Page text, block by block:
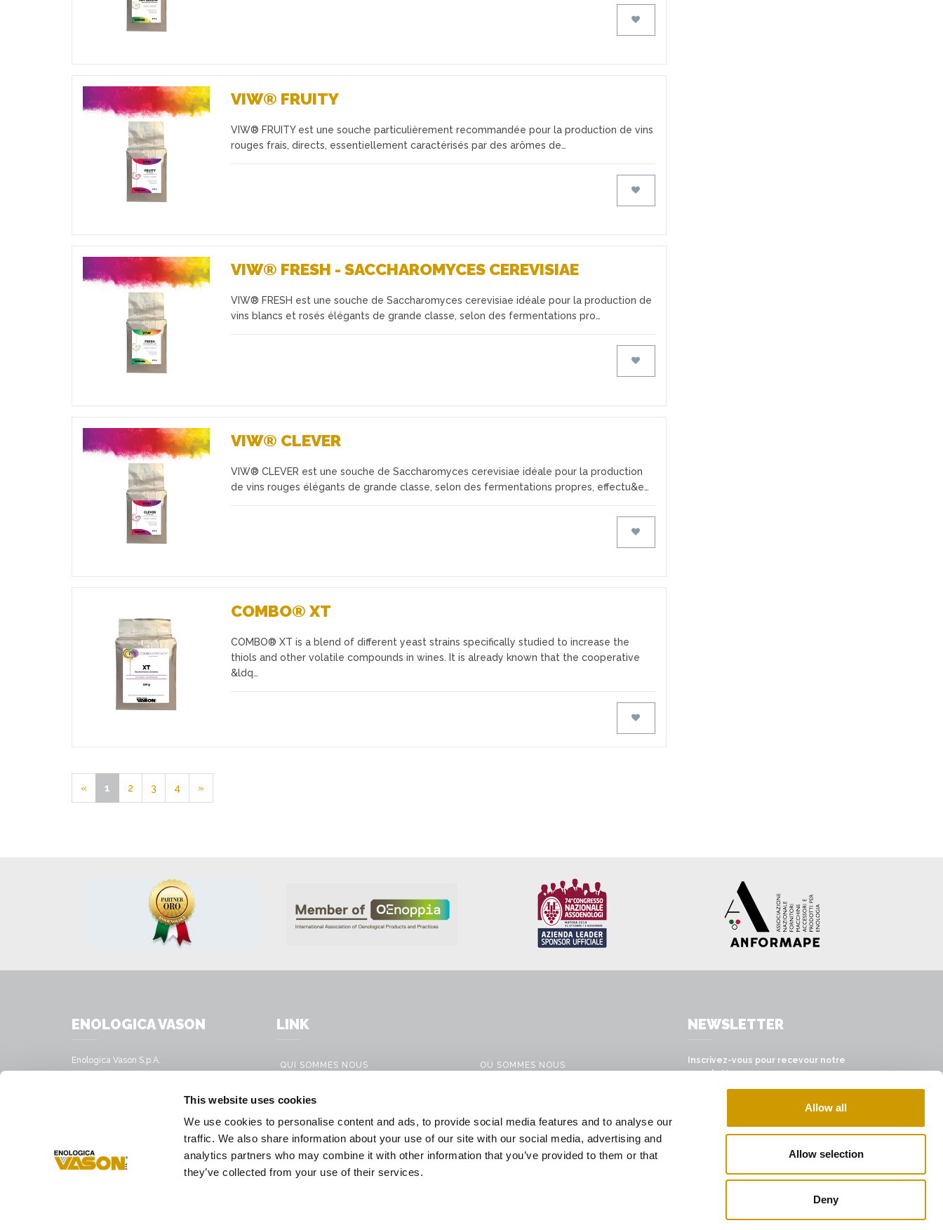
This website uses cookies
We use cookies to personalise content and ads, to provide social media features and to analyse our
traffic. We also share information about your use of our site with our social media, advertising and
analytics partners who may combine it with other information that you’ve provided to them or that
they’ve collected from your use of their services.
Allow all
Allow selection
Deny
FAVORIS
VIW® FRUITY
VIW® FRUITY est une souche particulièrement recommandée pour la production de vins
rouges frais, directs, essentiellement caractérisés par des arômes de…
FAVORIS
VIW® FRESH - SACCHAROMYCES CEREVISIAE
VIW® FRESH est une souche de Saccharomyces cerevisiae idéale pour la production de
vins blancs et rosés élégants de grande classe, selon des fermentations pro…
FAVORIS
VIW® CLEVER
VIW® CLEVER est une souche de Saccharomyces cerevisiae idéale pour la production
de vins rouges élégants de grande classe, selon des fermentations propres, effectu&e…
FAVORIS
COMBO® XT
COMBO® XT is a blend of different yeast strains specifically studied to increase the
thiols and other volatile compounds in wines. It is already known that the cooperative
&ldq…
FAVORIS
« 1 2 3 4 »
ENOLOGICA VASON
Enologica Vason S.p.A.
San Pietro in Cariano, Verona - Italy
Pescantina, Verona - Italy
LINK
QUI SOMMES NOUS
SOLUTIONS POUR LA VINIFICATION
PRESS & NEWS
OÙ SOMMES NOUS
DOWNLOAD
GENERAL CONDITIONS OF SALE
NEWSLETTER
Inscrivez-vous pour recevour notre
newsletter